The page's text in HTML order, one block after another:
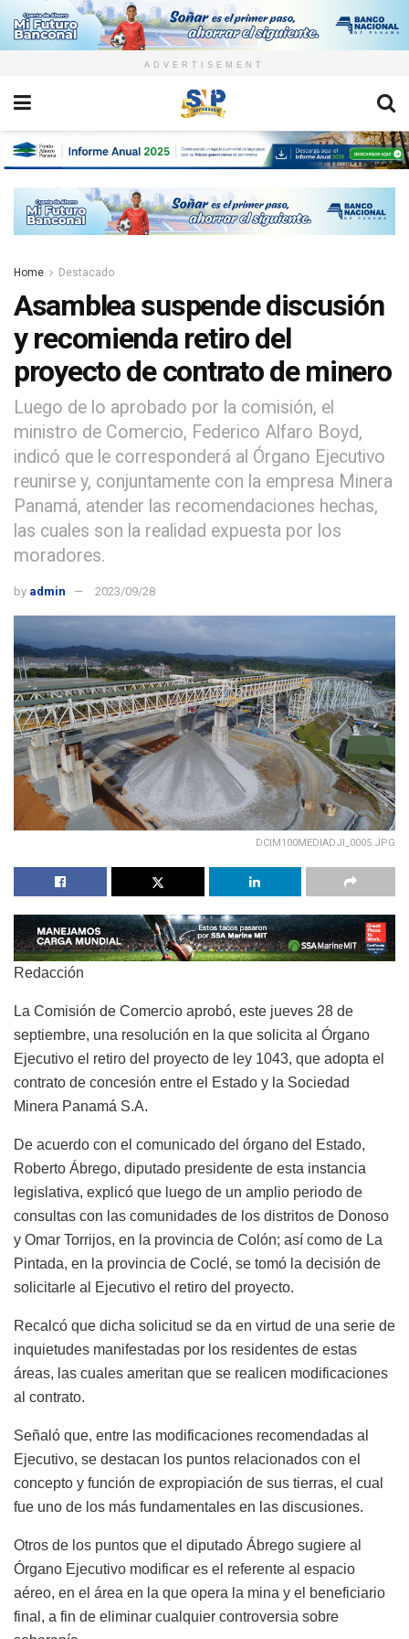
ADVERTISEMENT
Home Destacado
Asamblea suspende discusión
y recomienda retiro del
proyecto de contrato de minero
Luego de lo aprobado por la comisión, el
ministro de Comercio, Federico Alfaro Boyd,
indicó que le corresponderá al Órgano Ejecutivo
reunirse y, conjuntamente con la empresa Minera
Panamá, atender las recomendaciones hechas,
las cuales son la realidad expuesta por los
moradores.
by admin 2023/09/28
DCIM100MEDIADJI_0005.JPG
Redacción
La Comisión de Comercio aprobó, este jueves 28 de
septiembre, una resolución en la que solicita al Órgano
Ejecutivo el retiro del proyecto de ley 1043, que adopta el
contrato de concesión entre el Estado y la Sociedad
Minera Panamá S.A.
De acuerdo con el comunicado del órgano del Estado,
Roberto Ábrego, diputado presidente de esta instancia
legislativa, explicó que luego de un amplio periodo de
consultas con las comunidades de los distritos de Donoso
y Omar Torrijos, en la provincia de Colón; así como de La
Pintada, en la provincia de Coclé, se tomó la decisión de
solicitarle al Ejecutivo el retiro del proyecto.
Recalcó que dicha solicitud se da en virtud de una serie de
inquietudes manifestadas por los residentes de estas
áreas, las cuales ameritan que se realicen modificaciones
al contrato.
Señaló que, entre las modificaciones recomendadas al
Ejecutivo, se destacan los puntos relacionados con el
concepto y función de expropiación de sus tierras, el cual
fue uno de los más fundamentales en las discusiones.
Otros de los puntos que el diputado Ábrego sugiere al
Órgano Ejecutivo modificar es el referente al espacio
aéreo, en el área en la que opera la mina y el beneficiario
final, a fin de eliminar cualquier controversia sobre